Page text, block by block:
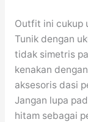
Outfit ini cukup
Tunik dengan
tidak simetris
kenakan
aksesoris dasi
Jangan lupa
hitam sebagai